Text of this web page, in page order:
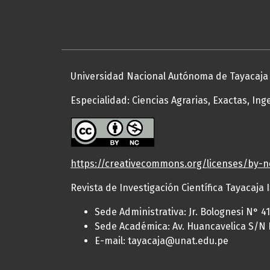
Universidad Nacional Autónoma de
Especialidad: Ciencias Agrarias, Exactas,
https://creativecommons.org/licenses/by-
Revista de Investigación Científica Tayacaja
Sede Administrativa: Jr. Bolognesi N°
Sede Académica: Av. Huancavelica S/
E-mail: tayacaja@unat.edu.pe